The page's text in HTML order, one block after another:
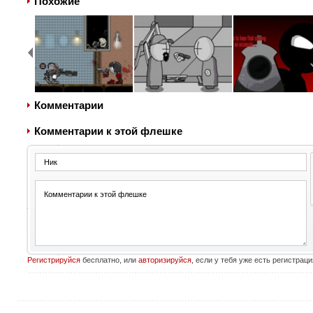
Комментарии
Комментарии к этой флешке
Регистрируйсябесплатно, или авторизируйся, если у тебя уже есть